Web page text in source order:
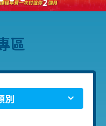
區
別